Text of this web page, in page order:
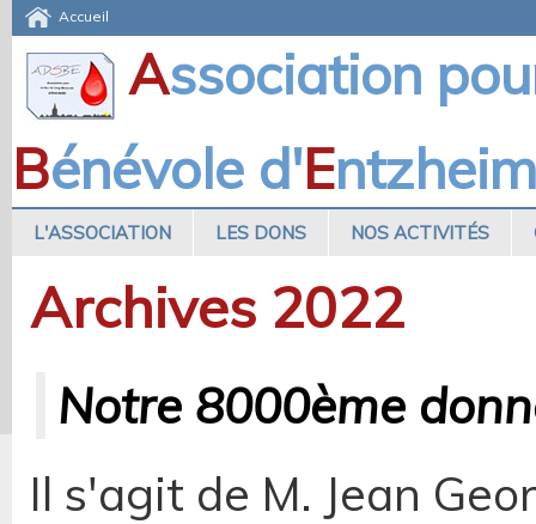
Accueil
Association
Bénévole d'Entzheim
L'ASSOCIATION LES DONS NOS ACTIVITÉS
Archives 2022
Notre 8000ème
Il s'agit de M. Jean